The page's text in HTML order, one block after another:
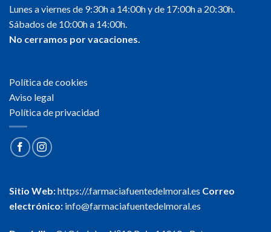
Lunes a viernes de 9:30h a 14:00h y de 17:00h a 20:30h.
Sábados de 10:00h a 14:00h.
No cerramos por vacaciones.
Política de cookies
Aviso legal
Política de privacidad
Sitio Web:https://.farmaciafuentedelmoral.es Correo
electrónico: info@farmaciafuentedelmoral.es